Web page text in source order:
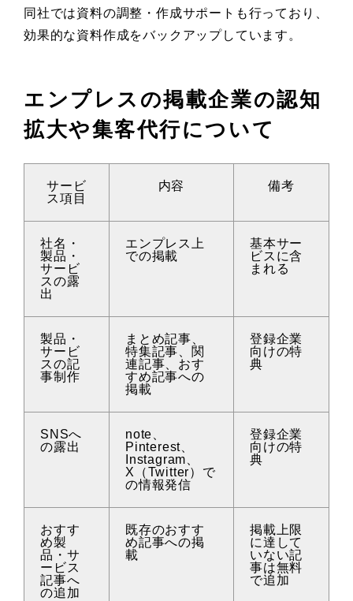
同社では資料の調整・作成サポートも行っており、
効果的な資料作成をバックアップしています。
エンプレスの掲載企業の認知
拡大や集客代行について
サービ
ス項目
内容 備考
社名・
製品・
サービ
スの露
出
エンプレス上
での掲載
基本サー
ビスに含
まれる
製品・
サービ
スの記
事制作
まとめ記事、
特集記事、関
連記事、おす
すめ記事への
掲載
登録企業
向けの特
典
SNSへ
の露出
note、
Pinterest、
Instagram、
X（Twitter）で
の情報発信
登録企業
向けの特
典
おすす
め製
品・サ
ービス
記事へ
の追加
既存のおすす
め記事への掲
載
掲載上限
に達して
いない記
事は無料
で追加